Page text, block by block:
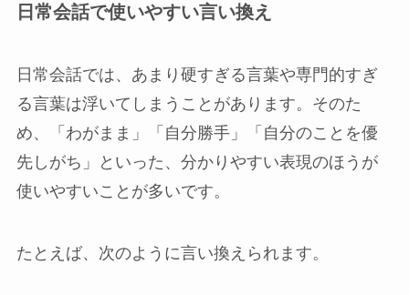
日常会話で使いやすい言い換え
日常会話では、あまり硬すぎる言葉や専門的すぎ
る言葉は浮いてしまうことがあります。そのた
め、「わがまま」「自分勝手」「自分のことを優
先しがち」といった、分かりやすい表現のほうが
使いやすいことが多いです。
たとえば、次のように言い換えられます。